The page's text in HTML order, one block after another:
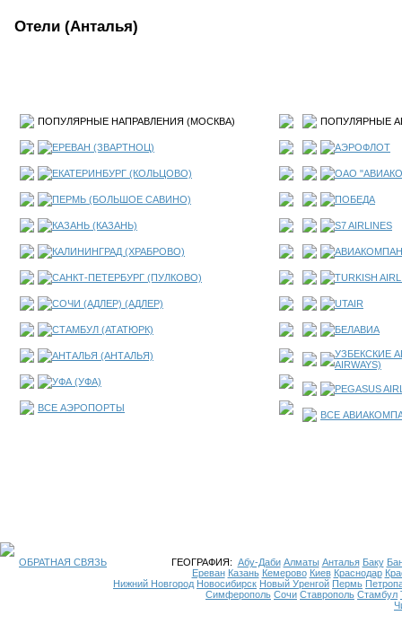
Отели (Анталья)
ПОПУЛЯРНЫЕ НАПРАВЛЕНИЯ (МОСКВА)
ЕРЕВАН (ЗВАРТНОЦ)
ЕКАТЕРИНБУРГ (КОЛЬЦОВО)
ПЕРМЬ (БОЛЬШОЕ САВИНО)
КАЗАНЬ (КАЗАНЬ)
КАЛИНИНГРАД (ХРАБРОВО)
САНКТ-ПЕТЕРБУРГ (ПУЛКОВО)
СОЧИ (АДЛЕР) (АДЛЕР)
СТАМБУЛ (АТАТЮРК)
АНТАЛЬЯ (АНТАЛЬЯ)
УФА (УФА)
ВСЕ АЭРОПОРТЫ
ПОПУЛЯРНЫЕ
АЭРОФЛОТ
ОАО
ПОБЕДА
S7 AIRLINES
TURKISH
UTAIR
БЕЛАВИА
УЗБЕКСКИЕ
AIRWAYS)
PEGASUS
ВСЕ
ОБРАТНАЯ СВЯЗЬ ГЕОГРАФИЯ: Абу-Даби Алматы Анталья Баку
Ереван Казань Кемерово Киев Краснодар
Нижний Новгород Новосибирск Новый Уренгой Пермь
Симферополь Сочи Ставрополь Стамбул